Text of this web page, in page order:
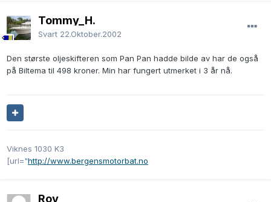
Tommy_H.
Svart 22.Oktober.2002
Den største oljeskifteren som Pan Pan hadde bilde av har de også
på Biltema til 498 kroner. Min har fungert utmerket i 3 år nå.
Viknes 1030 K3
[url="http://www.bergensmotorbat.no
Roy